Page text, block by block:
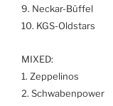
9. Neckar-Büffel
10. KGS-Oldstars
MIXED:
1. Zeppelinos
2. Schwabenpower